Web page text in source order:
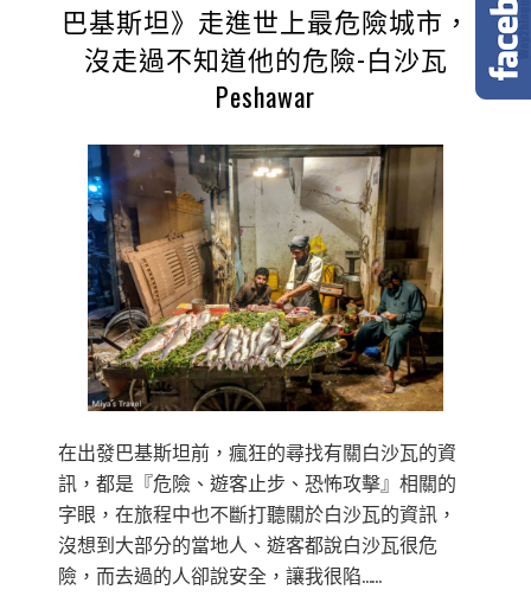
巴基斯坦》走進世上最危險城市，
沒走過不知道他的危險-白沙瓦
Peshawar
在出發巴基斯坦前，瘋狂的尋找有關白沙瓦的資
訊，都是『危險、遊客止步、恐怖攻擊』相關的
字眼，在旅程中也不斷打聽關於白沙瓦的資訊，
沒想到大部分的當地人、遊客都說白沙瓦很危
險，而去過的人卻說安全，讓我很陷……